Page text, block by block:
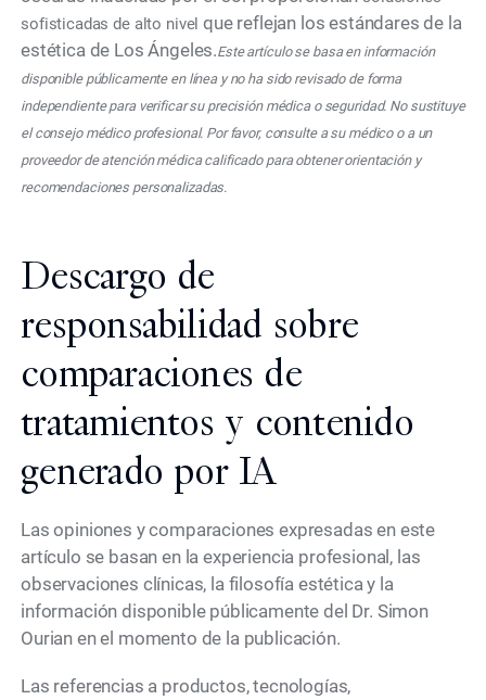
sofisticadas de alto nivel que reflejan los estándares de la
estética de Los Ángeles.Este artículo se basa en información
disponible públicamente en línea y no ha sido revisado de forma
independiente para verificar su precisión médica o seguridad. No sustituye
el consejo médico profesional. Por favor, consulte a su médico o a un
proveedor de atención médica calificado para obtener orientación y
recomendaciones personalizadas.
Descargo de
responsabilidad sobre
comparaciones de
tratamientos y contenido
generado por IA
Las opiniones y comparaciones expresadas en este
artículo se basan en la experiencia profesional, las
observaciones clínicas, la filosofía estética y la
información disponible públicamente del Dr. Simon
Ourian en el momento de la publicación.
Las referencias a productos, tecnologías,